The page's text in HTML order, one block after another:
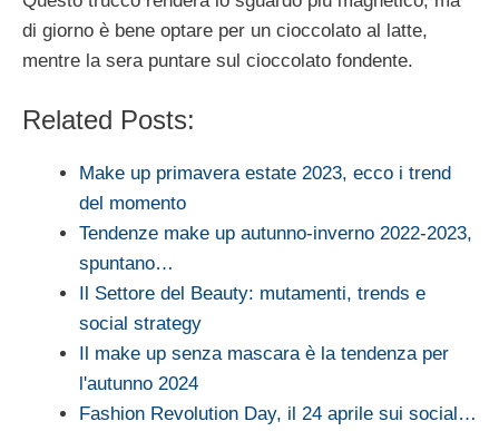
di giorno è bene optare per un cioccolato al latte,
mentre la sera puntare sul cioccolato fondente.
Related Posts:
Make up primavera estate 2023, ecco i trend
del momento
Tendenze make up autunno-inverno 2022-2023,
spuntano…
Il Settore del Beauty: mutamenti, trends e
social strategy
Il make up senza mascara è la tendenza per
l'autunno 2024
Fashion Revolution Day, il 24 aprile sui social…